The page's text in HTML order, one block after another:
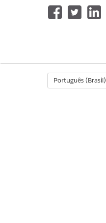
Português (Brasil)